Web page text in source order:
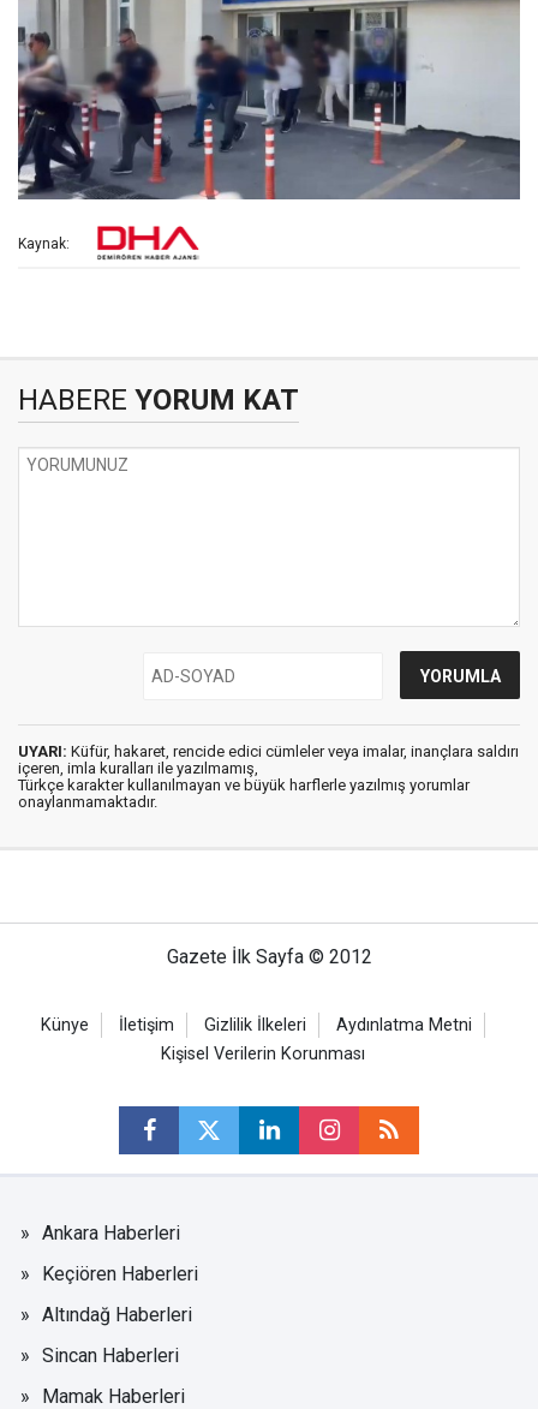
Kaynak:
HABERE YORUM KAT
UYARI: Küfür, hakaret, rencide edici cümleler veya imalar, inançlara saldırı
içeren, imla kuralları ile yazılmamış,
Türkçe karakter kullanılmayan ve büyük harflerle yazılmış yorumlar
onaylanmamaktadır.
Gazete İlk Sayfa © 2012
Künye İletişim Gizlilik İlkeleri
Aydınlatma Metni
Kişisel Verilerin Korunması
Ankara Haberleri
Keçiören Haberleri
Altındağ Haberleri
Sincan Haberleri
Mamak Haberleri